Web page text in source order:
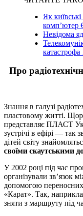
Як
комп’ютер
Невідома
Про
Знання в галузі
пластовому житті.
представляє ПЛАСТ
зустрічі в ефірі — так
дітей світу
своїми скаутськими
У 2002 році під час
організували зв’язок
допомогою переносних
«Карат». Так,
зняти з маршруту під